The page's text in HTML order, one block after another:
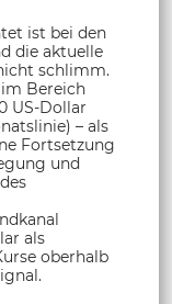
ist bei den
die aktuelle
schlimm.
Bereich
US-Dollar
– als
Fortsetzung
und
als
oberhalb